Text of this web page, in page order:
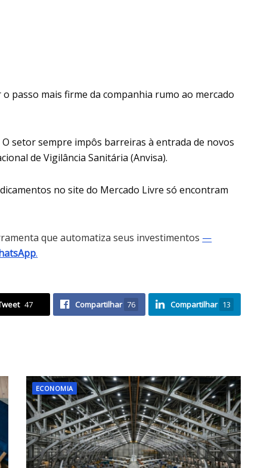
passo mais firme da companhia rumo ao mercado
setor sempre impôs barreiras à entrada de novos
de Vigilância Sanitária (Anvisa).
no site do Mercado Livre só encontram
que automatiza seus investimentos —
.
47 Compartilhar 76 Compartilhar 13
ECONOMIA